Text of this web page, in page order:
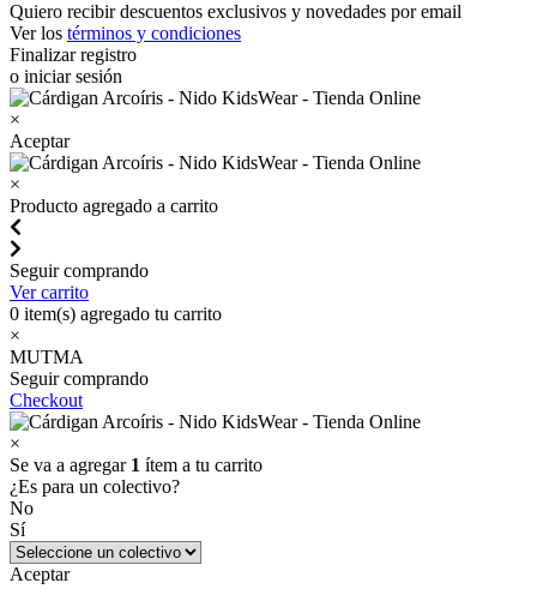
Quiero recibir descuentos exclusivos y novedades por email
Ver los términos y condiciones
Finalizar registro
o iniciar sesión
×
Aceptar
×
Producto agregado a carrito
Seguir comprando
Ver carrito
0 item(s) agregado tu carrito
×
MUTMA
Seguir comprando
Checkout
×
Se va a agregar 1 ítem a tu carrito
¿Es para un colectivo?
No
Sí
Aceptar